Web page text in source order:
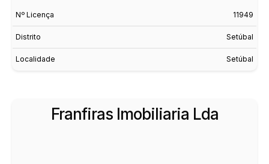
Nº Licença 11949
Distrito Setúbal
Localidade Setúbal
Franfiras Imobiliaria Lda